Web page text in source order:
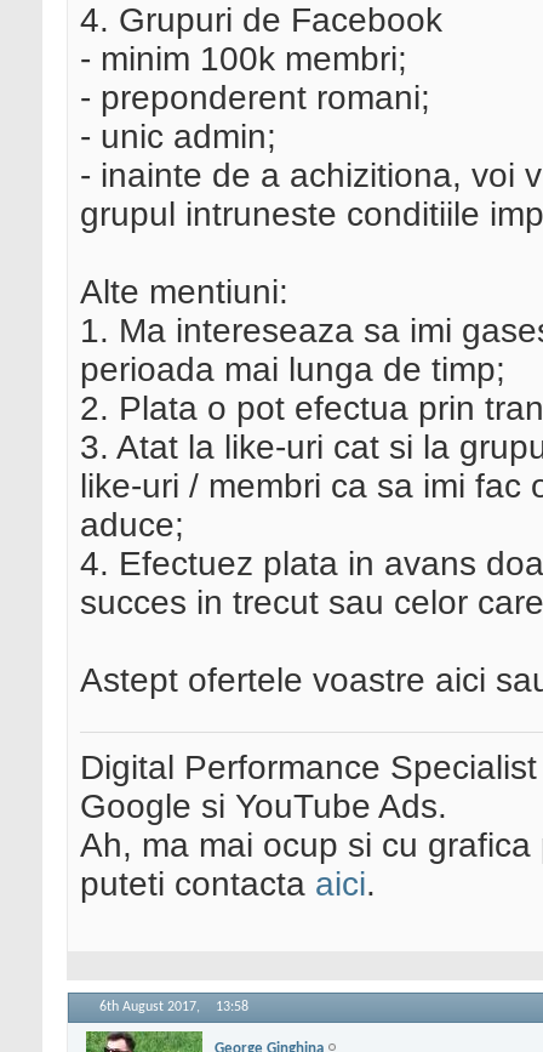
4. Grupuri de Facebook
- minim 100k membri;
- preponderent romani;
- unic admin;
- inainte de a achizitiona, voi
grupul intruneste conditiile
Alte mentiuni:
1. Ma intereseaza sa imi
perioada mai lunga de timp;
2. Plata o pot efectua prin
3. Atat la like-uri cat si la
like-uri / membri ca sa imi
aduce;
4. Efectuez plata in avans
succes in trecut sau celor
Astept ofertele voastre aici
Digital Performance
Google si YouTube Ads.
Ah, ma mai ocup si cu
puteti contacta aici.
6th August 2017, 13:58
George Ginghina